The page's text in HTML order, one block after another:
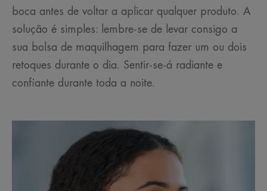
boca antes de voltar a aplicar qualquer produto. A
solução é simples: lembre-se de levar consigo a
sua bolsa de maquilhagem para fazer um ou dois
retoques durante o dia. Sentir-se-á radiante e
confiante durante toda a noite.